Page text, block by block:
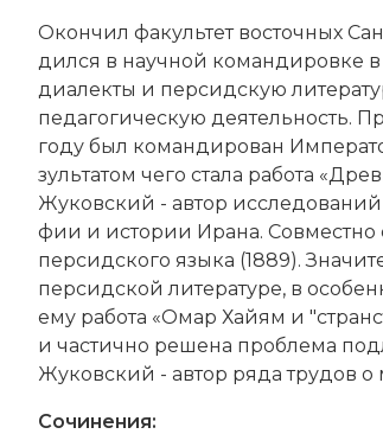
Окон­чил факультет восточных
дил­ся в на­учной ко­ман­ди­ров­ке
диа­лек­ты и персидскую
педагогическую дея­тель­ность.
году был ко­ман­ди­ро­ван
зуль­та­том че­го ста­ла ра­бо­та
Жуковский - ав­тор
фии и ис­то­рии Ира­на. Совместно
персидского языка (1889).
персидской литературе, в
ему ра­бо­та «Омар Хай­ям и
и час­тич­но ре­ше­на про­бле­ма
Жуковский - ав­тор ря­да тру­дов
Сочинения: